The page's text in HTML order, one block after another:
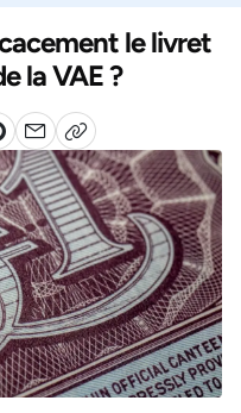
le livret
la VAE ?